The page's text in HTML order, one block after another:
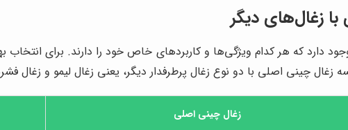
زغال‌های دیگر
وجود دارد که هر کدام ویژگی‌ها و کاربردهای خاص خود را دارند. برای
چینی اصلی با دو نوع زغال پرطرفدار دیگر، یعنی زغال لیمو و زغال
زغال چینی اصلی